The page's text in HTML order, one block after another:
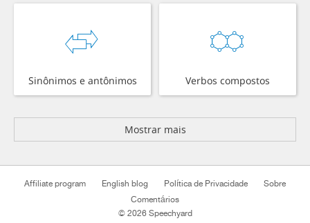
Sinônimos e antônimos Verbos compostos
Mostrar mais
Affiliate program English blog Política de Privacidade
Sobre
Comentários
© 2026 Speechyard